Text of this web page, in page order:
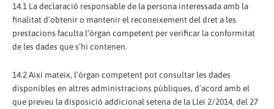
14.1 La declaració responsable de la persona interessada amb la
finalitat d’obtenir o mantenir el reconeixement del dret a les
prestacions faculta l’òrgan competent per verificar la conformitat
de les dades que s’hi contenen.
14.2 Així mateix, l’òrgan competent pot consultar les dades
disponibles en altres administracions públiques, d’acord amb el
que preveu la disposició addicional setena de la Llei 2/2014, del 27